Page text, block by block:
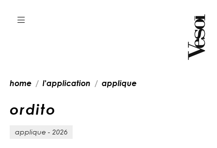
home l'application applique
ordito
applique - 2026